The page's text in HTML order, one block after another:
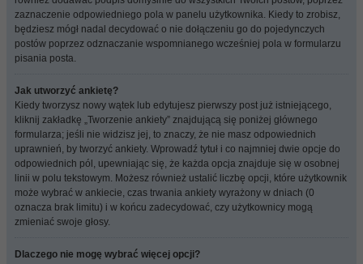
zaznaczenie odpowiedniego pola w panelu użytkownika. Kiedy to zrobisz,
będziesz mógł nadal decydować o nie dołączeniu go do pojedynczych
postów poprzez odznaczanie wspomnianego wcześniej pola w formularzu
pisania posta.
Jak utworzyć ankietę?
Kiedy tworzysz nowy wątek lub edytujesz pierwszy post już istniejącego,
kliknij zakładkę „Tworzenie ankiety” znajdującą się poniżej głównego
formularza; jeśli nie widzisz jej, to znaczy, że nie masz odpowiednich
uprawnień, by tworzyć ankiety. Wprowadź tytuł i co najmniej dwie opcje do
odpowiednich pól, upewniając się, że każda opcja znajduje się w osobnej
linii w polu tekstowym. Możesz również ustalić liczbę opcji, które użytkownik
może wybrać w ankiecie, czas trwania ankiety wyrażony w dniach (0
oznacza brak limitu) i w końcu zadecydować, czy użytkownicy mogą
zmieniać swoje głosy.
Dlaczego nie mogę wybrać więcej opcji?